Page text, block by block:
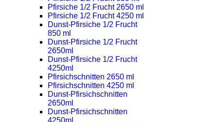
Pfirsiche 1/2 Frucht 2650 ml
Pfirsiche 1/2 Frucht 4250 ml
Dunst-Pfirsiche 1/2 Frucht
850 ml
Dunst-Pfirsiche 1/2 Frucht
2650ml
Dunst-Pfirsiche 1/2 Frucht
4250ml
Pfirsichschnitten 2650 ml
Pfirsichschnitten 4250 ml
Dunst-Pfirsichschnitten
2650ml
Dunst-Pfirsichschnitten
4250ml